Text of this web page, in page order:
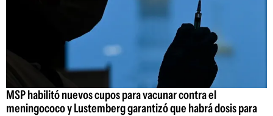
MSP habilitó nuevos cupos para vacunar contra el
meningococo y Lustemberg garantizó que habrá dosis para